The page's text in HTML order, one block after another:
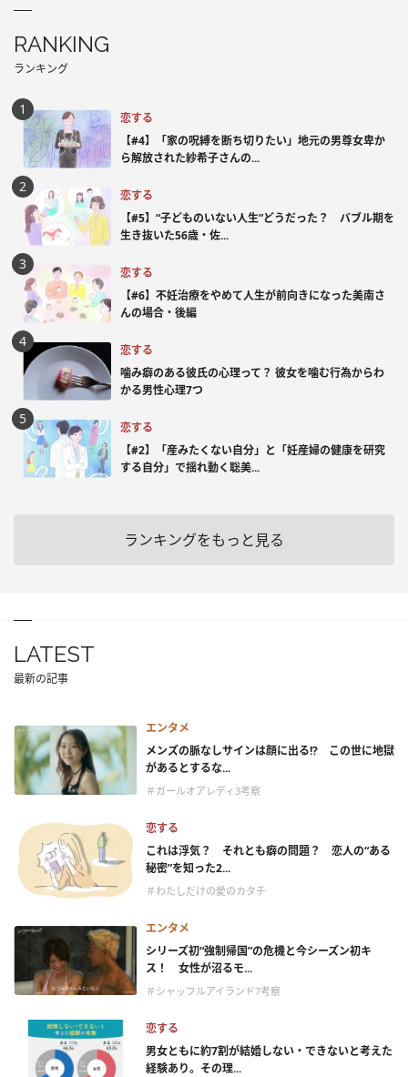
RANKING
ランキング
恋する
【#4】「家の呪縛を断ち切りたい」地元の男尊女卑か
ら解放された紗希子さんの...
恋する
【#5】“子どものいない人生”どうだった？ バブル期を
生き抜いた56歳・佐...
恋する
【#6】不妊治療をやめて人生が前向きになった美南さ
んの場合・後編
恋する
噛み癖のある彼氏の心理って？ 彼女を噛む行為からわ
かる男性心理7つ
恋する
【#2】「産みたくない自分」と「妊産婦の健康を研究
する自分」で揺れ動く聡美...
ランキングをもっと見る
LATEST
最新の記事
エンタメ
メンズの脈なしサインは顔に出る!? この世に地獄
があるとするな...
＃ガールオアレディ3考察
恋する
これは浮気？ それとも癖の問題？ 恋人の“ある
秘密”を知った2...
＃わたしだけの愛のカタチ
エンタメ
シリーズ初“強制帰国”の危機と今シーズン初キ
ス！ 女性が沼るモ...
＃シャッフルアイランド7考察
恋する
男女ともに約7割が結婚しない・できないと考えた
経験あり。その理...